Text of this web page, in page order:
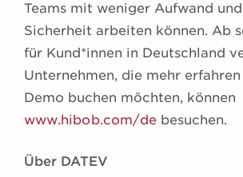
Teams mit weniger Aufwand
Sicherheit arbeiten können. Ab
für Kund*innen in Deutschland
Unternehmen, die mehr
Demo buchen möchten, können
www.hibob.com/de besuchen.
Über DATEV